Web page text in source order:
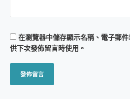
在瀏覽器中儲存顯示名稱、電子郵
供下次發佈留言時使用。